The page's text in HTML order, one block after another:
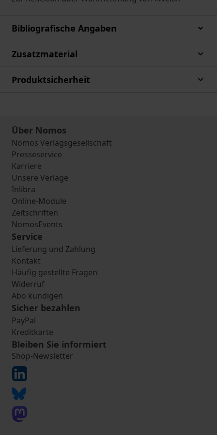
Bibliografische Angaben
Zusatzmaterial
Produktsicherheit
Über Nomos
Nomos Verlagsgesellschaft
Presseservice
Karriere
Unsere Verlage
Inlibra
Online-Module
Zeitschriften
NomosEvents
Service
Lieferung und Zahlung
Kontakt
Häufig gestellte Fragen
Widerruf
Abo kündigen
Sicher bezahlen
PayPal
Kreditkarte
Bleiben Sie informiert
Shop-Newsletter